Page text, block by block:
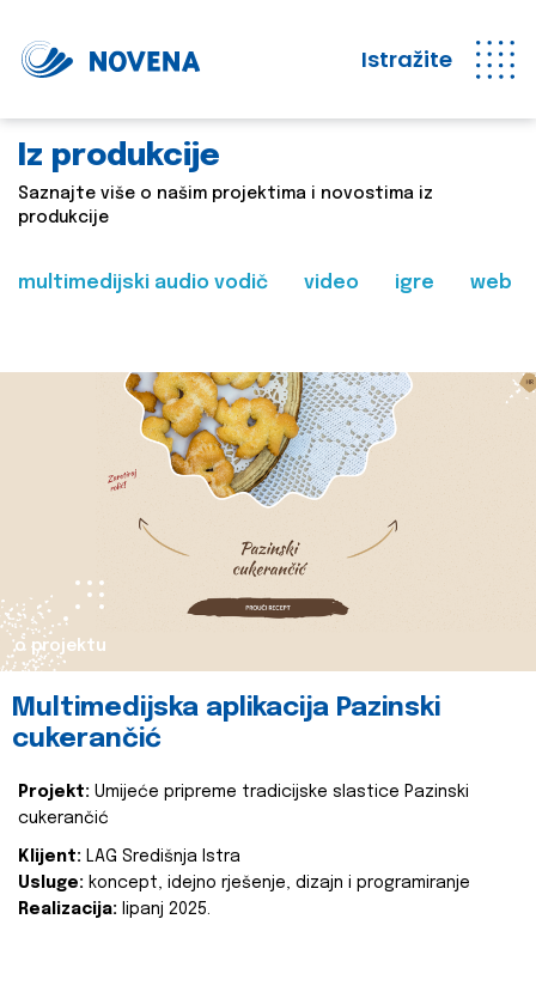
Istražite
Iz produkcije
Saznajte više o našim projektima i novostima iz
produkcije
multimedijski audio vodič video igre web
o projektu
Multimedijska aplikacija Pazinski
cukerančić
Projekt: Umijeće pripreme tradicijske slastice Pazinski
cukerančić
Klijent: LAG Središnja Istra
Usluge: koncept, idejno rješenje, dizajn i programiranje
Realizacija: lipanj 2025.